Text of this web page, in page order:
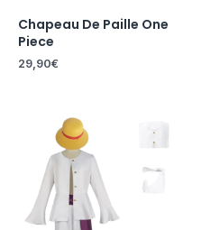
Chapeau De Paille One
Piece
29,90€